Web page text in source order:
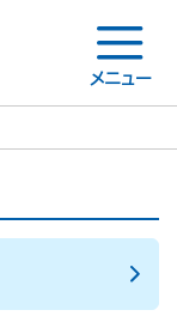
メニュー